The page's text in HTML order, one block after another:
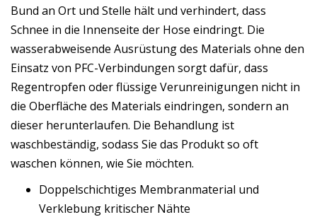
Bund an Ort und Stelle hält und verhindert, dass
Schnee in die Innenseite der Hose eindringt. Die
wasserabweisende Ausrüstung des Materials ohne den
Einsatz von PFC-Verbindungen sorgt dafür, dass
Regentropfen oder flüssige Verunreinigungen nicht in
die Oberfläche des Materials eindringen, sondern an
dieser herunterlaufen. Die Behandlung ist
waschbeständig, sodass Sie das Produkt so oft
waschen können, wie Sie möchten.
Doppelschichtiges Membranmaterial und
Verklebung kritischer Nähte